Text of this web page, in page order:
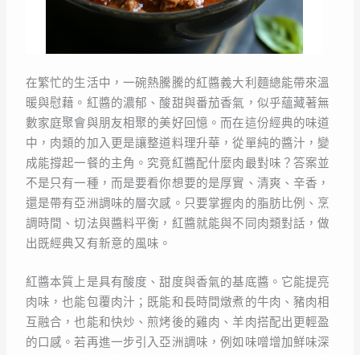
在繁忙的生活中，一碗熱騰騰的紅醬義大利麵總能帶來溫
暖與慰藉。紅醬的濃郁、酸甜與番茄香氣，似乎蘊藏著無
數家庭聚會與朋友相聚的美好回憶。而在這份經典的味道
中，肉類的加入更是讓整道料理升華，從單純的醬汁，變
成能撐起一餐的主角。究竟紅醬配什麼肉最對味？答案並
不是只有一種，而是要看你想要的是厚實、清爽、辛香，
還是帶有亞洲調味的層次感。只要掌握肉的脂肪比例、烹
調時間、切法與醬料平衡，紅醬就能與不同肉類對話，做
出既經典又有新意的風味。
紅醬本質上是具有酸度、甜度與香氣的基底醬。它能提亮
肉味，也能包覆肉汁；既能和長時間燉煮的牛肉、豬肉相
互融合，也能和快炒、煎烤後的雞肉、羊肉搭配出更輕盈
的口感。若再進一步引入亞洲調味，例如味噌增加鮮味深